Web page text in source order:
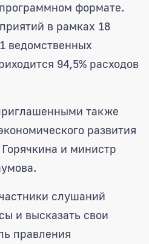
формате.
в рамках 18
ведомственных
94,5% расходов
также
развития
и министр
слушаний
и высказать свои
правления